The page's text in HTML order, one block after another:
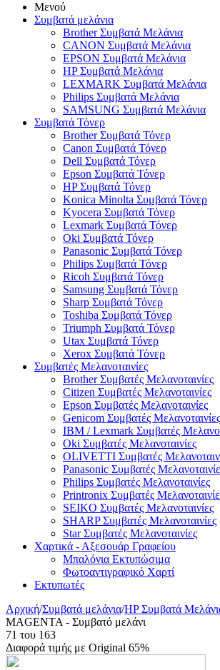
Μενού
Συμβατά μελάνια
Brother Συμβατά Μελάνια
CANON Συμβατά Μελάνια
EPSON Συμβατά Μελάνια
HP Συμβατά Μελάνια
LEXMARK Συμβατά Μελάνια
Philips Συμβατά Μελάνια
SAMSUNG Συμβατά Μελάνια
Συμβατά Τόνερ
Brother Συμβατά Τόνερ
Canon Συμβατά Τόνερ
Dell Συμβατά Τόνερ
Epson Συμβατά Τόνερ
HP Συμβατά Τόνερ
Konica Minolta Συμβατά Τόνερ
Kyocera Συμβατά Τόνερ
Lexmark Συμβατά Τόνερ
Oki Συμβατά Τόνερ
Panasonic Συμβατά Τόνερ
Philips Συμβατά Τόνερ
Ricoh Συμβατά Τόνερ
Samsung Συμβατά Τόνερ
Sharp Συμβατά Τόνερ
Toshiba Συμβατά Τόνερ
Triumph Συμβατά Τόνερ
Utax Συμβατά Τόνερ
Xerox Συμβατά Τόνερ
Συμβατές Μελανοταινίες
Brother Συμβατές Μελανοταινίες
Citizen Συμβατές Μελανοταινίες
Epson Συμβατές Μελανοταινίες
Genicom Συμβατές Μελανοταινίες
IBM / Lexmark Συμβατές
Oki Συμβατές Μελανοταινίες
OLIVETTI Συμβατές
Panasonic Συμβατές
Philips Συμβατές Μελανοταινίες
Printronix Συμβατές
SEIKO Συμβατές Μελανοταινίες
SHARP Συμβατές Μελανοταινίες
Star Συμβατές Μελανοταινίες
Χαρτικά - Αξεσουάρ Γραφείου
Μπαλόνια Εκτυπώσιμα
Φωτοαντιγραφικό Χαρτί
Εκτυπωτές
Αρχική/Συμβατά μελάνια/HP Συμβατά
MAGENTA - Συμβατό μελάνι
71 του 163
Διαφορά τιμής με Original 65%